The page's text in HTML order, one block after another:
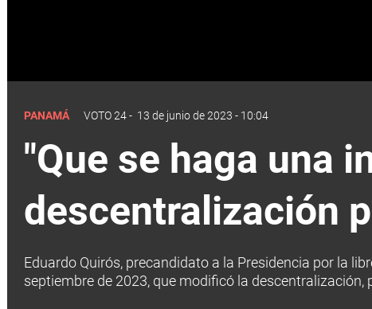
PANAMÁ VOTO 24- 13 de junio de 2023 - 10:04
"Que se haga una
descentralización
Eduardo Quirós, precandidato a la Presidencia por la
septiembre de 2023, que modificó la